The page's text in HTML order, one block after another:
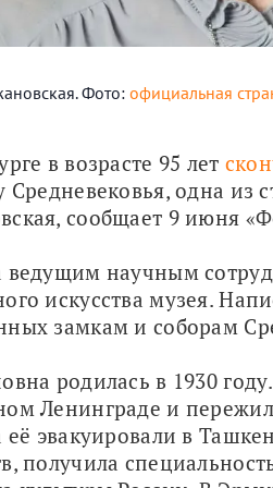
Фото:официальная
в возрасте 95 лет
Средневековья, одна
сообщает 9 июня
научным
искусства музея.
замкам и соборам
родилась в 1930
Ленинграде и
её эвакуировали в
получила